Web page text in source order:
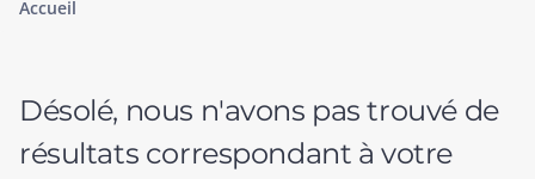
Accueil
Désolé, nous n'avons pas trouvé de
résultats correspondant à votre